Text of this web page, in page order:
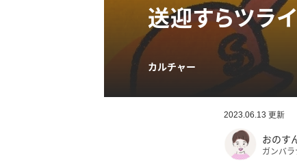
送迎すらツラ
カルチャー
2023.06.13 更新
おのす
ガンバ